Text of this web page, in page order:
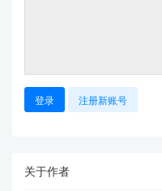
登录 注册新账号
关于作者